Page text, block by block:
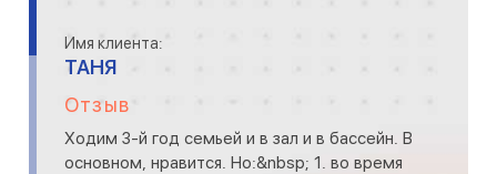
Имя клиента:
ТАНЯ
Отзыв
Ходим 3-й год семьей и в зал и в бассейн. В
основном, нравится. Но:&nbsp; 1. во время